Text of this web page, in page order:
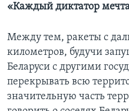
«Каждый диктатор
Между тем, ракеты с
километров, будучи
Беларуси с другими
перекрывать всю
значительную часть